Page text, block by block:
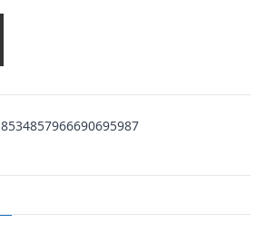
8534857966690695987